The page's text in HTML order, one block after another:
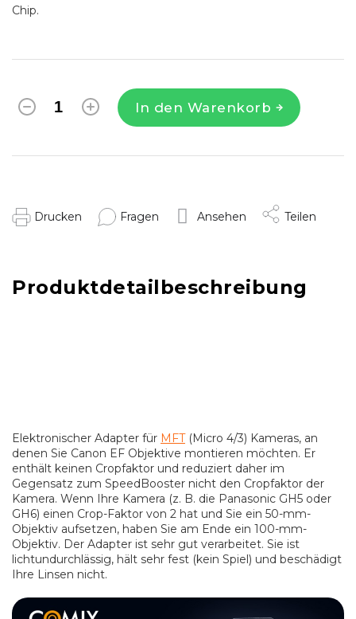
In den Warenkorb
Chip.
Drucken Fragen Ansehen Teilen
Produktdetailbeschreibung
Elektronischer Adapter für MFT(Micro 4/3) Kameras, an
denen Sie Canon EF Objektive montieren möchten. Er
enthält keinen Cropfaktor und reduziert daher im
Gegensatz zum SpeedBooster nicht den Cropfaktor der
Kamera. Wenn Ihre Kamera (z. B. die Panasonic GH5 oder
GH6) einen Crop-Faktor von 2 hat und Sie ein 50-mm-
Objektiv aufsetzen, haben Sie am Ende ein 100-mm-
Objektiv. Der Adapter ist sehr gut verarbeitet. Sie ist
lichtundurchlässig, hält sehr fest (kein Spiel) und beschädigt
Ihre Linsen nicht.